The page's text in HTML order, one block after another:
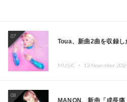
07
Toua、新曲2曲を収録
MUSIC ・
08